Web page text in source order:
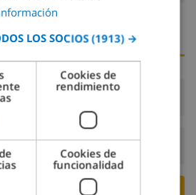
salida
16:00 antes de 19:00
Antes de: 10:00
GERMAN
CATALAN
ITALIAN
DANISH
LOS SOCIOS (1913) →
Cookies de
rendimiento
Cookies de
funcionalidad